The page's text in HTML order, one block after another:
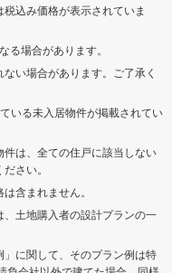
込み価格が表示されていま
る場合があります。
い場合があります。ご了承く
いる未入居物件が掲載されてい
件は、全ての住戸に該当しない
さい。
含まれません。
、土地購入者の設計プランの一
」に関して、そのプラン例は特